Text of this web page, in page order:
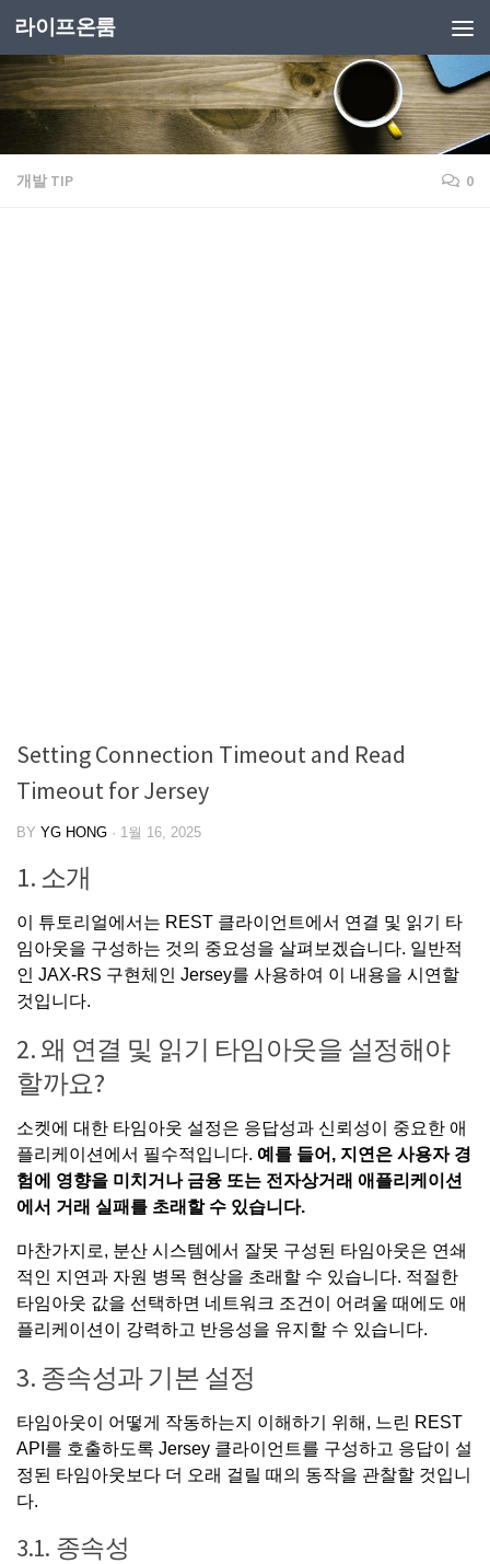
라이프온룸
개발 TIP 0
Setting Connection Timeout and Read
Timeout for Jersey
BY YG HONG · 1월 16, 2025
1. 소개
이 튜토리얼에서는 REST 클라이언트에서 연결 및 읽기 타
임아웃을 구성하는 것의 중요성을 살펴보겠습니다. 일반적
인 JAX-RS 구현체인 Jersey를 사용하여 이 내용을 시연할
것입니다.
2. 왜 연결 및 읽기 타임아웃을 설정해야
할까요?
소켓에 대한 타임아웃 설정은 응답성과 신뢰성이 중요한 애
플리케이션에서 필수적입니다. 예를 들어, 지연은 사용자 경
험에 영향을 미치거나 금융 또는 전자상거래 애플리케이션
에서 거래 실패를 초래할 수 있습니다.
마찬가지로, 분산 시스템에서 잘못 구성된 타임아웃은 연쇄
적인 지연과 자원 병목 현상을 초래할 수 있습니다. 적절한
타임아웃 값을 선택하면 네트워크 조건이 어려울 때에도 애
플리케이션이 강력하고 반응성을 유지할 수 있습니다.
3. 종속성과 기본 설정
타임아웃이 어떻게 작동하는지 이해하기 위해, 느린 REST
API를 호출하도록 Jersey 클라이언트를 구성하고 응답이 설
정된 타임아웃보다 더 오래 걸릴 때의 동작을 관찰할 것입니
다.
3.1. 종속성